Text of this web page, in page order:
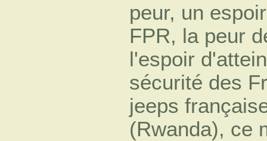
peur, un
FPR, la peur
l'espoir
sécurité des
jeeps
(Rwanda), ce